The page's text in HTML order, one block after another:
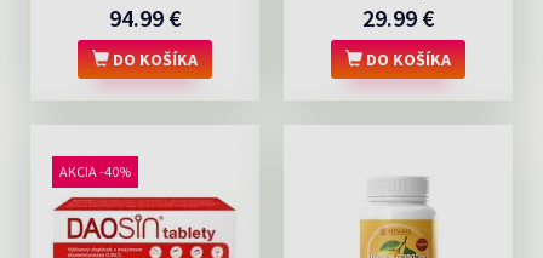
94.99 €
DO KOŠÍKA
29.99 €
DO KOŠÍKA
AKCIA -40%